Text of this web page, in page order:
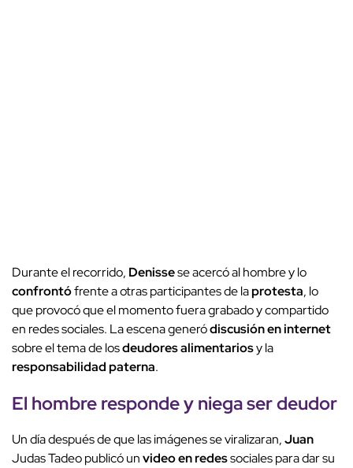
Durante el recorrido, Denissese acercó al hombre y lo
confrontófrente a otras participantes de laprotesta, lo
que provocó que el momento fuera grabado y compartido
en redes sociales. La escena generódiscusión en internet
sobre el tema de losdeudores alimentariosy la
responsabilidad paterna.
El hombre responde y niega ser deudor
Un día después de que las imágenes se viralizaran,Juan
Judas Tadeo publicó unvideo en redessociales para dar su